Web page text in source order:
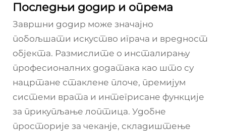
Последњи додир и опрема
Завршни додир може значајно
побољшати искуство играча и вредност
објекта. Размислите о инсталирању
професионалних додатака као што су
нацртане стаклене плоче, премијум
системи врата и интегрисане функције
за прикупљање лоптица. Удобне
просторије за чеканје, складиштење